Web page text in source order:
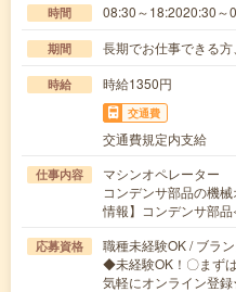
時間 08:30～18:2020:30～
期間 長期でお仕事できる方
時給 時給1350円
交通費
交通費規定内支給
仕事内容
マシンオペレーター
コンデンサ部品の機
情報】コンデンサ部
応募資格
職種未経験OK / ブラ
◆未経験OK！〇まず
気軽にオンライン登